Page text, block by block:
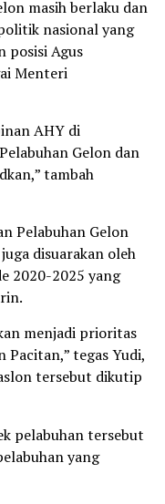
masih berlaku dan
nasional yang
posisi Agus
Menteri
AHY di
Gelon dan
tambah
Pelabuhan Gelon
disuarakan oleh
2020-2025 yang
menjadi prioritas
Pacitan,” tegas Yudi,
tersebut dikutip
pelabuhan tersebut
yang